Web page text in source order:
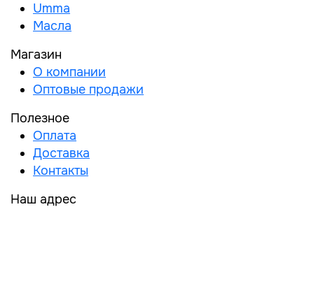
Umma
Масла
Магазин
О компании
Оптовые продажи
Полезное
Оплата
Доставка
Контакты
Наш адрес